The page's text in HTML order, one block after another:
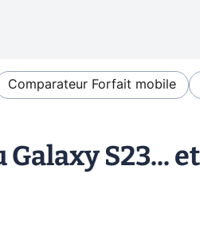
Comparateur Forfait mobile
S23... et